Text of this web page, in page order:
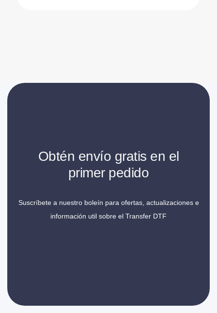
Obtén envío gratis en el
primer pedido
Suscríbete a nuestro boleín para ofertas, actualizaciones e
información util sobre el Transfer DTF